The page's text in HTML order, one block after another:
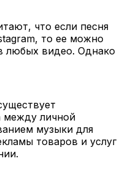
что если песня
то ее можно
любых видео. Однако
между личной
музыки для
товаров и услуг